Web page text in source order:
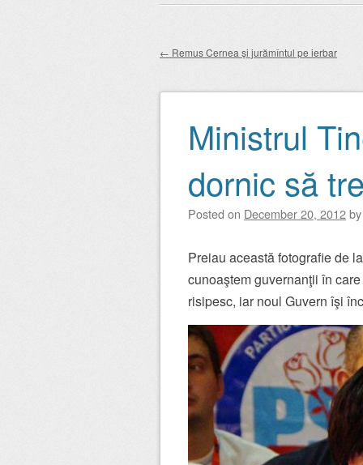
Post navigation
← Remus Cernea și jurămîntul pe ierbar
Ministrul
dornic să
Posted on December 20, 2012by
Preiau această fotografie de la
cunoaştem guvernanţii în
risipesc, iar noul Guvern îşi